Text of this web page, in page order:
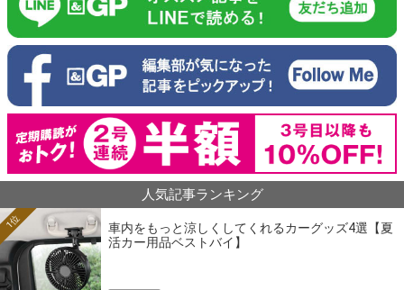
人気記事ランキング
車内をもっと涼しくしてくれるカーグッズ4選【夏
活カー用品ベストバイ】
1位